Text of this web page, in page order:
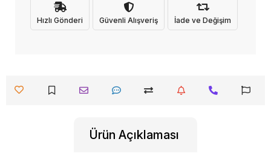
Hızlı Gönderi Güvenli Alışveriş İade ve Değişim
Ürün Açıklaması